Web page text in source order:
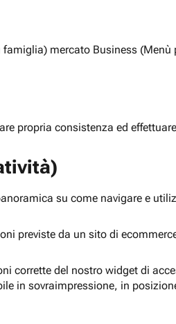
mercato Business
propria consistenza ed
su come navigare e
previste da un sito di
corrette del nostro widget di
in sovraimpressione, in